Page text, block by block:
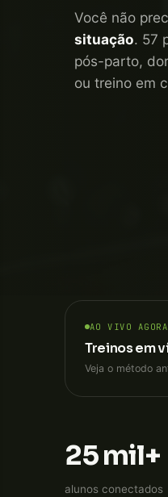
Você não
situação. 57
pós-parto,
ou treino em
AO VIVO AGORA
Treinos em
Veja o método
25 mil+
alunos conectados